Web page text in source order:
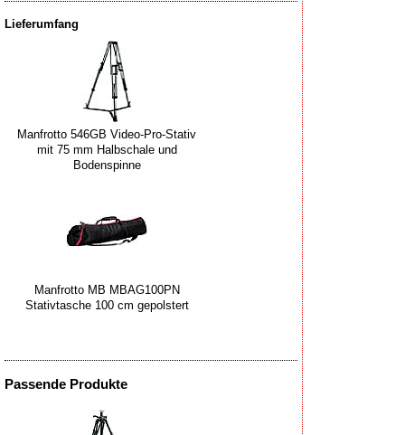
Lieferumfang
Manfrotto 546GB Video-Pro-Stativ
mit 75 mm Halbschale und
Bodenspinne
Manfrotto MB MBAG100PN
Stativtasche 100 cm gepolstert
Passende Produkte